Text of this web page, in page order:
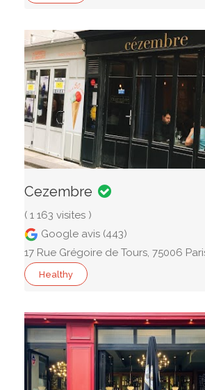
Cezembre
( 1 163 visites )
Google avis (443)
17 Rue Grégoire de Tours, 75006
Healthy